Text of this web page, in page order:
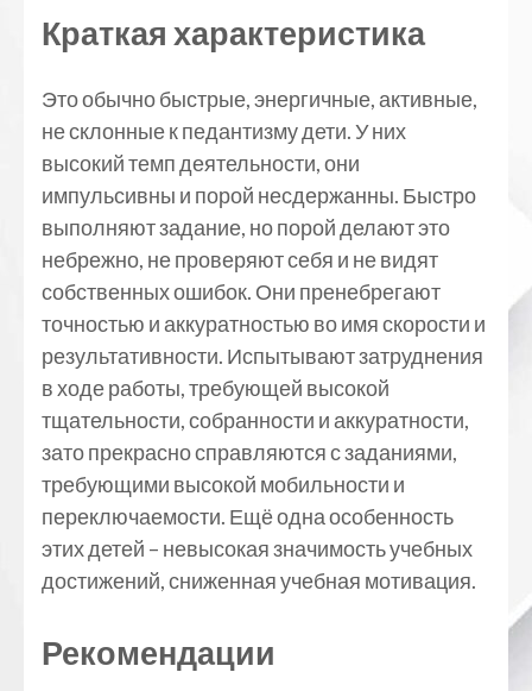
Краткая характеристика
Это обычно быстрые, энергичные, активные,
не склонные к педантизму дети. У них
высокий темп деятельности, они
импульсивны и порой несдержанны. Быстро
выполняют задание, но порой делают это
небрежно, не проверяют себя и не видят
собственных ошибок. Они пренебрегают
точностью и аккуратностью во имя скорости и
результативности. Испытывают затруднения
в ходе работы, требующей высокой
тщательности, собранности и аккуратности,
зато прекрасно справляются с заданиями,
требующими высокой мобильности и
переключаемости. Ещё одна особенность
этих детей – невысокая значимость учебных
достижений, сниженная учебная мотивация.
Рекомендации